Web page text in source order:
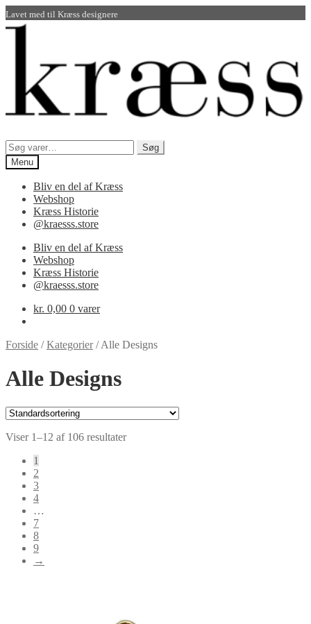
Lavet med til Kræss designere
Spring
Spring
Søg
efter:
Søg
Menu
Bliv en del af Kræss
Webshop
Kræss Historie
@kraesss.store
Bliv en del af Kræss
Webshop
Kræss Historie
@kraesss.store
kr. 0,00 0 varer
Forside /Kategorier/Alle Designs
Alle Designs
Viser 1–12 af 106 resultater
1
2
3
4
…
7
8
9
→